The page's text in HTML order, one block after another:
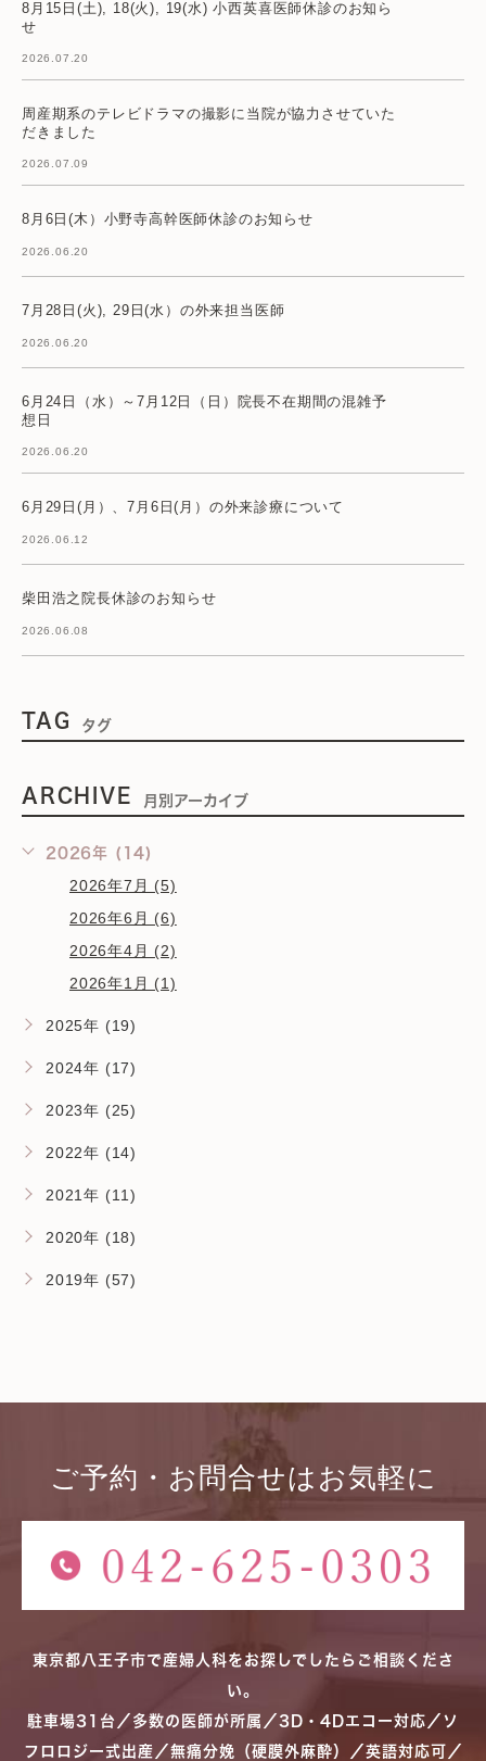
8月15日(土), 18(火), 19(水) 小西英喜医師休診のお知ら
せ
2026.07.20
周産期系のテレビドラマの撮影に当院が協力させていた
だきました
2026.07.09
8月6日(木）小野寺高幹医師休診のお知らせ
2026.06.20
7月28日(火), 29日(水）の外来担当医師
2026.06.20
6月24日（水）～7月12日（日）院長不在期間の混雑予
想日
2026.06.20
6月29日(月）、7月6日(月）の外来診療について
2026.06.12
柴田浩之院長休診のお知らせ
2026.06.08
TAG タグ
ARCHIVE 月別アーカイブ
2026年 (14)
2026年7月 (5)
2026年6月 (6)
2026年4月 (2)
2026年1月 (1)
2025年 (19)
2024年 (17)
2023年 (25)
2022年 (14)
2021年 (11)
2020年 (18)
2019年 (57)
ご予約・お問合せはお気軽に
東京都八王子市で産婦人科をお探しでしたらご相談くださ
い。
駐車場31台／多数の医師が所属／3D・4Dエコー対応／ソ
フロロジー式出産／無痛分娩（硬膜外麻酔）／英語対応可／